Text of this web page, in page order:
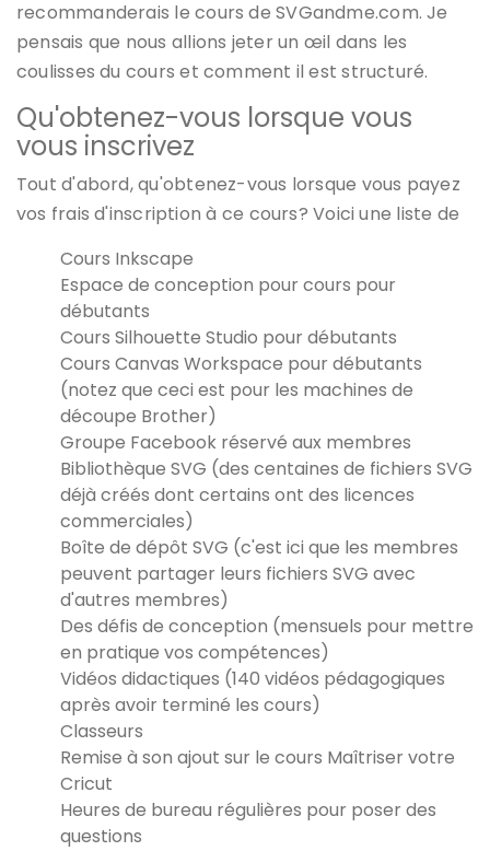
recommanderais le cours de SVGandme.com. Je
pensais que nous allions jeter un œil dans les
coulisses du cours et comment il est structuré.
Qu'obtenez-vous lorsque vous
vous inscrivez
Tout d'abord, qu'obtenez-vous lorsque vous payez
vos frais d'inscription à ce cours? Voici une liste de
Cours Inkscape
Espace de conception pour cours pour
débutants
Cours Silhouette Studio pour débutants
Cours Canvas Workspace pour débutants
(notez que ceci est pour les machines de
découpe Brother)
Groupe Facebook réservé aux membres
Bibliothèque SVG (des centaines de fichiers SVG
déjà créés dont certains ont des licences
commerciales)
Boîte de dépôt SVG (c'est ici que les membres
peuvent partager leurs fichiers SVG avec
d'autres membres)
Des défis de conception (mensuels pour mettre
en pratique vos compétences)
Vidéos didactiques (140 vidéos pédagogiques
après avoir terminé les cours)
Classeurs
Remise à son ajout sur le cours Maîtriser votre
Cricut
Heures de bureau régulières pour poser des
questions